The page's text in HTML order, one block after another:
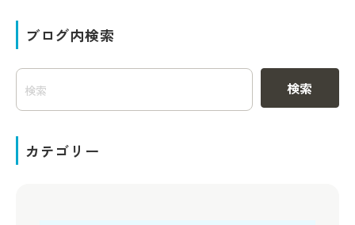
ブログ内検索
検索
カテゴリー